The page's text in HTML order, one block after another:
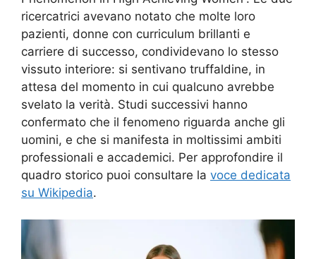
ricercatrici avevano notato che molte loro
pazienti, donne con curriculum brillanti e
carriere di successo, condividevano lo stesso
vissuto interiore: si sentivano truffaldine, in
attesa del momento in cui qualcuno avrebbe
svelato la verità. Studi successivi hanno
confermato che il fenomeno riguarda anche gli
uomini, e che si manifesta in moltissimi ambiti
professionali e accademici. Per approfondire il
quadro storico puoi consultare la voce dedicata
su Wikipedia.